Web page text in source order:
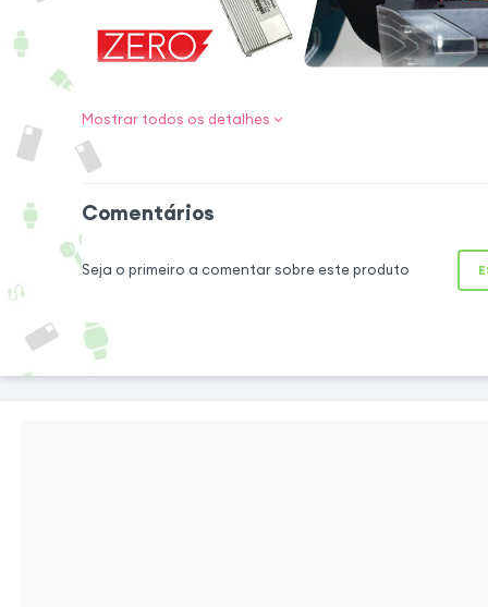
veículo. Garante
graças à
velocidade.
Mostrar todos os detalhes
Comentários
Seja o primeiro a comentar sobre este produto